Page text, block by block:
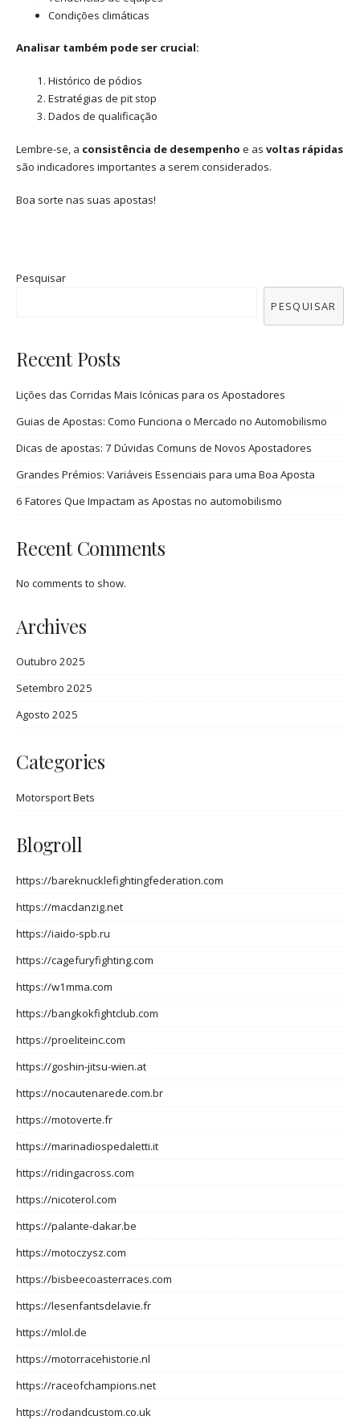
Condições climáticas
Analisar também pode ser crucial:
Histórico de pódios
Estratégias de pit stop
Dados de qualificação
Lembre-se, a consistência de desempenho e as voltas rápidas
são indicadores importantes a serem considerados.
Boa sorte nas suas apostas!
Pesquisar
PESQUISAR
Recent Posts
Lições das Corridas Mais Icónicas para os Apostadores
Guias de Apostas: Como Funciona o Mercado no Automobilismo
Dicas de apostas: 7 Dúvidas Comuns de Novos Apostadores
Grandes Prémios: Variáveis Essenciais para uma Boa Aposta
6 Fatores Que Impactam as Apostas no automobilismo
Recent Comments
No comments to show.
Archives
Outubro 2025
Setembro 2025
Agosto 2025
Categories
Motorsport Bets
Blogroll
https://bareknucklefightingfederation.com
https://macdanzig.net
https://iaido-spb.ru
https://cagefuryfighting.com
https://w1mma.com
https://bangkokfightclub.com
https://proeliteinc.com
https://goshin-jitsu-wien.at
https://nocautenarede.com.br
https://motoverte.fr
https://marinadiospedaletti.it
https://ridingacross.com
https://nicoterol.com
https://palante-dakar.be
https://motoczysz.com
https://bisbeecoasterraces.com
https://lesenfantsdelavie.fr
https://mlol.de
https://motorracehistorie.nl
https://raceofchampions.net
https://rodandcustom.co.uk